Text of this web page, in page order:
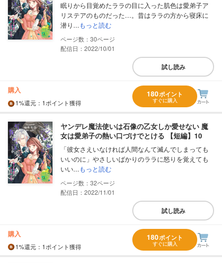
眠りから目覚めたララの目に入った肌色は愛弟子ア
リステアのものだった…。昔はララの方から寝床に
潜り...もっと読む
30
配信日：2022/10/01
試し読み
購入
1%還元 ：1ポイント獲得
180ポイント
すぐに購入
ヤンデレ魔法使いは石像の乙女しか愛せない 魔
女は愛弟子の熱い口づけでとける 【短編】10
「彼女さえいなければ人間なんて滅んでしまっても
いいのに」やさしいばかりのララに怒りを覚えても
いい...もっと読む
32
配信日：2022/11/01
試し読み
購入
1%還元 ：1ポイント獲得
180ポイント
すぐに購入